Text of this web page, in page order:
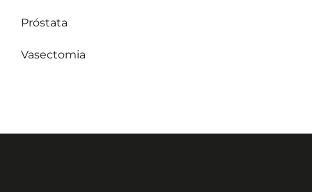
Próstata
Vasectomia